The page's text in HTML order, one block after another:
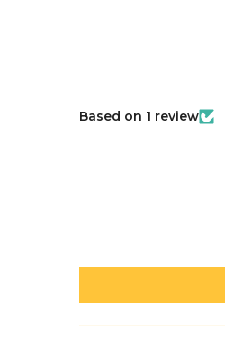
Based on 1 review